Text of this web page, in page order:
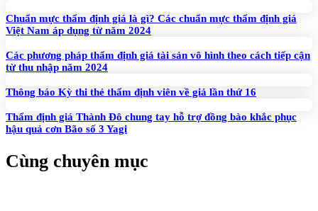
Chuẩn mực thẩm định giá là gì? Các chuẩn mực thẩm định giá
Việt Nam áp dụng từ năm 2024
Các phương pháp thẩm định giá tài sản vô hình theo cách tiếp cận
từ thu nhập năm 2024
Thông báo Kỳ thi thẻ thẩm định viên về giá lần thứ 16
Thẩm định giá Thành Đô chung tay hỗ trợ đồng bào khắc phục
hậu quả cơn Bão số 3 Yagi
Cùng chuyên mục